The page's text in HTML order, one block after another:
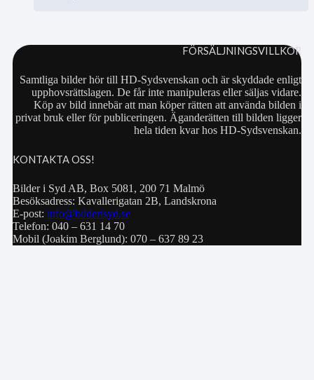
FÖRSÄLJNINGSVILLKOR
Samtliga bilder hör till HD-Sydsvenskan och är skyddade enligt
upphovsrättslagen. De får inte manipuleras eller säljas vidare.
Köp av bild innebär att man köper rätten att använda bilden i
privat bruk eller för publiceringen. Äganderätten till bilden ligger
hela tiden kvar hos HD-Sydsvenskan.
KONTAKTA OSS!
Bilder i Syd AB, Box 5081, 200 71 Malmö
Besöksadress: Kavallerigatan 2B, Landskrona
E-post: info@bilderisyd.se
Telefon: 040 – 631 14 70
Mobil (Joakim Berglund): 070 – 637 89 23